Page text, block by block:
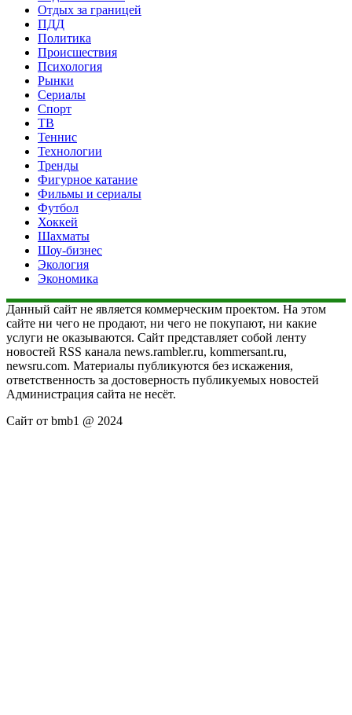
Отдых за границей
ПДД
Политика
Происшествия
Психология
Рынки
Сериалы
Спорт
ТВ
Теннис
Технологии
Тренды
Фигурное катание
Фильмы и сериалы
Футбол
Хоккей
Шахматы
Шоу-бизнес
Экология
Экономика
Данный сайт не является коммерческим проектом. На этом
сайте ни чего не продают, ни чего не покупают, ни какие
услуги не оказываются. Сайт представляет собой ленту
новостей RSS канала news.rambler.ru, kommersant.ru,
newsru.com. Материалы публикуются без искажения,
ответственность за достоверность публикуемых новостей
Администрация сайта не несёт.
Сайт от bmb1 @ 2024